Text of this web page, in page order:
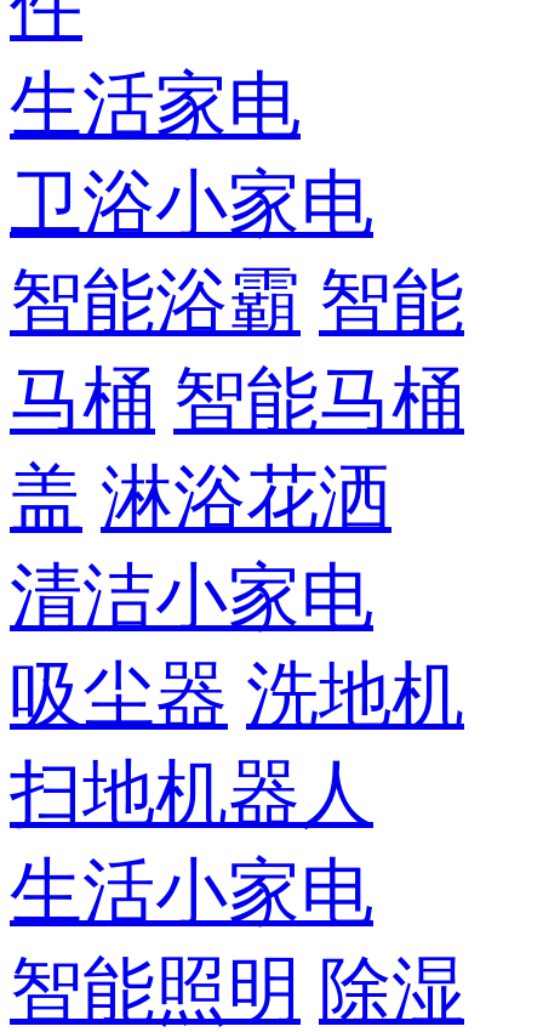
生活家电
卫浴小家电
智能浴霸 智能
马桶 智能马桶
盖 淋浴花洒
清洁小家电
吸尘器 洗地机
扫地机器人
生活小家电
智能照明 除湿